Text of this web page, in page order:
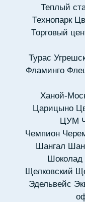
Теплый
Технопарк
Торговый
Турас
Фламинго
Ханой-
Царицыно
ЦУМ
Чемпион
Шангал
Шоколад
Щелковский
Эдельвейс